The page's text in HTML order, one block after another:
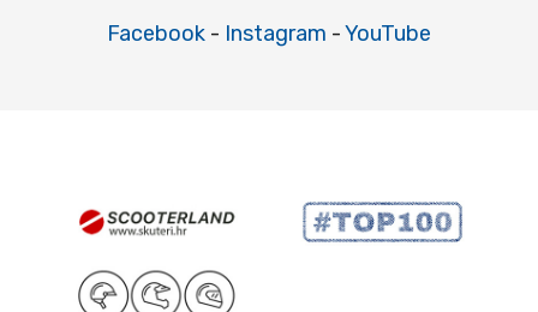
Facebook - Instagram -YouTube